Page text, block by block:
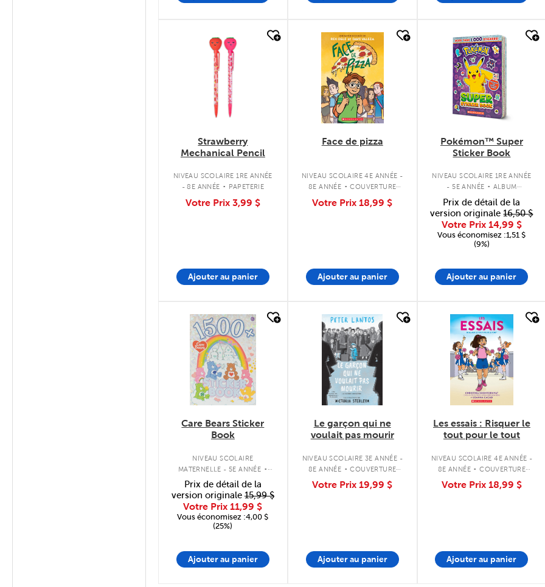
quick look
Strawberry
Mechanical Pencil
NIVEAU SCOLAIRE 1RE ANNÉE
- 8E ANNÉE . PAPETERIE
Votre Prix 3,99 $
Ajouter au panier
quick look
Face de pizza
NIVEAU SCOLAIRE 4E ANNÉE -
8E ANNÉE . COUVERTURE
Votre Prix18,99 $
Ajouter au panier
quick look
Pokémon™ Super
Sticker Book
NIVEAU SCOLAIRE 1RE ANNÉE
- 5E ANNÉE . ALBUM
D'AUTOCOLLANTS
Prix de détail de la
version originale16,50 $
Votre Prix 14,99 $
Vous économisez :1,51 $
(9%)
Ajouter au panier
quick look
Care Bears Sticker
Book
NIVEAU SCOLAIRE
MATERNELLE - 5E ANNÉE .
ALBUM D'AUTOCOLLANTS
Prix de détail de la
version originale15,99 $
Votre Prix11,99 $
Vous économisez :4,00 $
(25%)
Ajouter au panier
quick look
Le garçon qui ne
voulait pas mourir
NIVEAU SCOLAIRE 3E ANNÉE -
8E ANNÉE . COUVERTURE
SOUPLE
Votre Prix19,99 $
Ajouter au panier
quick look
Les essais : Risquer le
tout pour le tout
NIVEAU SCOLAIRE 4E ANNÉE -
8E ANNÉE . COUVERTURE
SOUPLE
Votre Prix 18,99 $
Ajouter au panier